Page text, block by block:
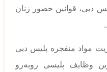
دبی، قوانین حضور زنان
مواد منفجره پلیس دبی
وظایف پلیسی روبه‌رو